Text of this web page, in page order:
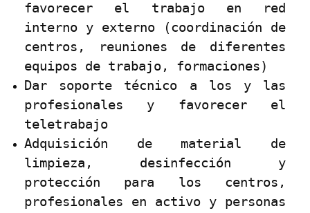
favorecer el trabajo en red
interno y externo (coordinación de
centros, reuniones de diferentes
equipos de trabajo, formaciones)
Dar soporte técnico a los y las
profesionales y favorecer el
teletrabajo
Adquisición de material de
limpieza, desinfección y
protección para los centros,
profesionales en activo y personas